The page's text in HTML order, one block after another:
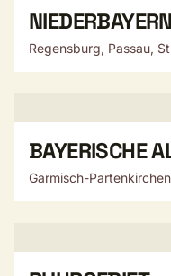
Regensburg, Passau,
BAYERISCHE
Garmisch-